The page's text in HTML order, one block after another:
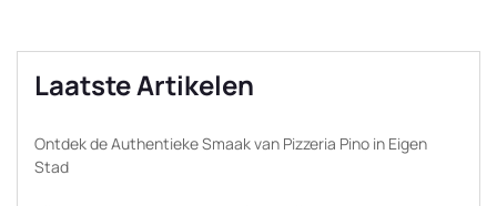
Laatste Artikelen
Ontdek de Authentieke Smaak van Pizzeria Pino in Eigen
Stad